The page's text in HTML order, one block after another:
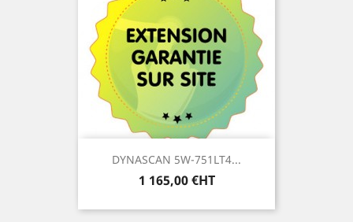
DYNASCAN 5W-751LT4...
Prix
1 165,00 €HT